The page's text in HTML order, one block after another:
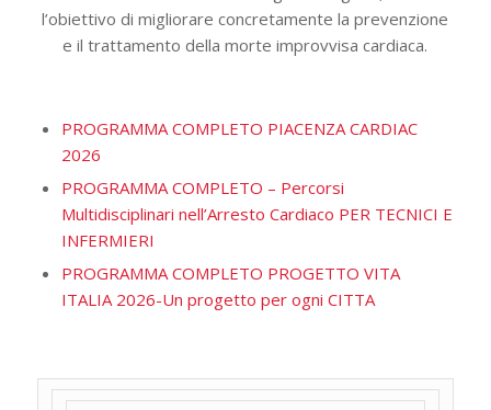
l’obiettivo di migliorare concretamente la prevenzione
e il trattamento della morte improvvisa cardiaca.
PROGRAMMA COMPLETO PIACENZA CARDIAC
2026
PROGRAMMA COMPLETO – Percorsi
Multidisciplinari nell’Arresto Cardiaco PER TECNICI E
INFERMIERI
PROGRAMMA COMPLETO PROGETTO VITA
ITALIA 2026-Un progetto per ogni CITTA